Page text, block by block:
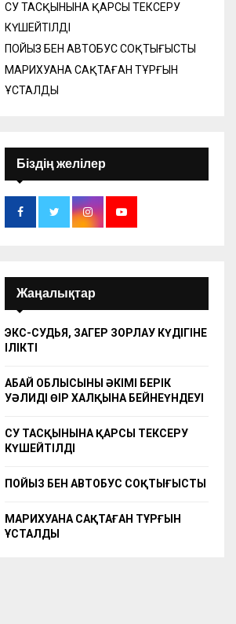
СУ ТАСҚЫНЫНА ҚАРСЫ ТЕКСЕРУ
КҮШЕЙТІЛДІ
ПОЙЫЗ БЕН АВТОБУС СОҚТЫҒЫСТЫ
МАРИХУАНА САҚТАҒАН ТҰРҒЫН
ҰСТАЛДЫ
Біздің желілер
Жаңалықтар
ЭКС-СУДЬЯ, ЗАҢГЕР ЗОРЛАУ КҮДІГІНЕ
ІЛІКТІ
АБАЙ ОБЛЫСЫНЫҢ ӘКІМІ БЕРІК
УӘЛИДІҢ ӨҢІР ХАЛҚЫНА БЕЙНЕҮНДЕУІ
СУ ТАСҚЫНЫНА ҚАРСЫ ТЕКСЕРУ
КҮШЕЙТІЛДІ
ПОЙЫЗ БЕН АВТОБУС СОҚТЫҒЫСТЫ
МАРИХУАНА САҚТАҒАН ТҰРҒЫН
ҰСТАЛДЫ